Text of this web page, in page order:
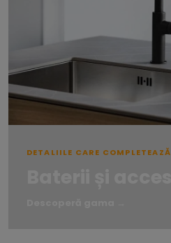
DETALIILE CARE COMPLETEAZĂ